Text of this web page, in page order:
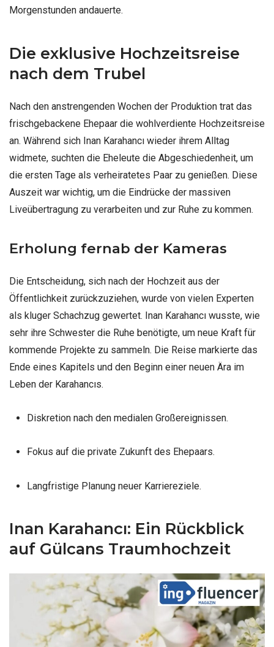
Morgenstunden andauerte.
Die exklusive Hochzeitsreise
nach dem Trubel
Nach den anstrengenden Wochen der Produktion trat das
frischgebackene Ehepaar die wohlverdiente Hochzeitsreise
an. Während sich Inan Karahancı wieder ihrem Alltag
widmete, suchten die Eheleute die Abgeschiedenheit, um
die ersten Tage als verheiratetes Paar zu genießen. Diese
Auszeit war wichtig, um die Eindrücke der massiven
Liveübertragung zu verarbeiten und zur Ruhe zu kommen.
Erholung fernab der Kameras
Die Entscheidung, sich nach der Hochzeit aus der
Öffentlichkeit zurückzuziehen, wurde von vielen Experten
als kluger Schachzug gewertet. Inan Karahancı wusste, wie
sehr ihre Schwester die Ruhe benötigte, um neue Kraft für
kommende Projekte zu sammeln. Die Reise markierte das
Ende eines Kapitels und den Beginn einer neuen Ära im
Leben der Karahancıs.
Diskretion nach den medialen Großereignissen.
Fokus auf die private Zukunft des Ehepaars.
Langfristige Planung neuer Karriereziele.
Inan Karahancı: Ein Rückblick
auf Gülcans Traumhochzeit